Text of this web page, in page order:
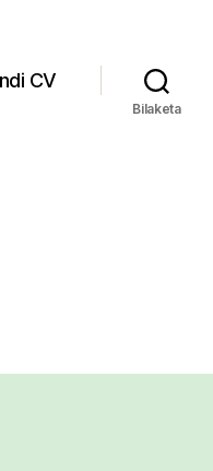
CV
Bilaketa